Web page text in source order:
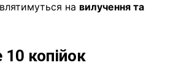
на вилучення та
копійок